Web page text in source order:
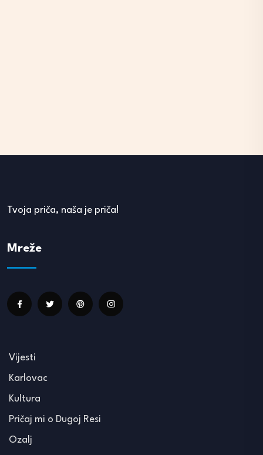
Tvoja priča, naša je priča!
Mreže
Vijesti
Karlovac
Kultura
Pričaj mi o Dugoj Resi
Ozalj